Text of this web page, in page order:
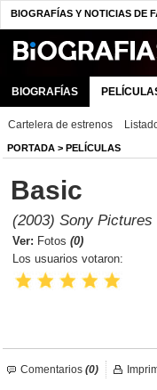
BIOGRAFÍAS Y NOTICIAS DE
BIOGRAFÍAS
Cartelera de estrenos
PORTADA > PELÍCULAS
Basic
(2003) Sony
Ver: Fotos (0)
Los usuarios votaron:
Comentarios (0)